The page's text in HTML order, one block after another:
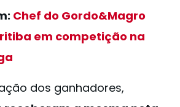
Chef do Gordo&Magro
em competição na
dos ganhadores,